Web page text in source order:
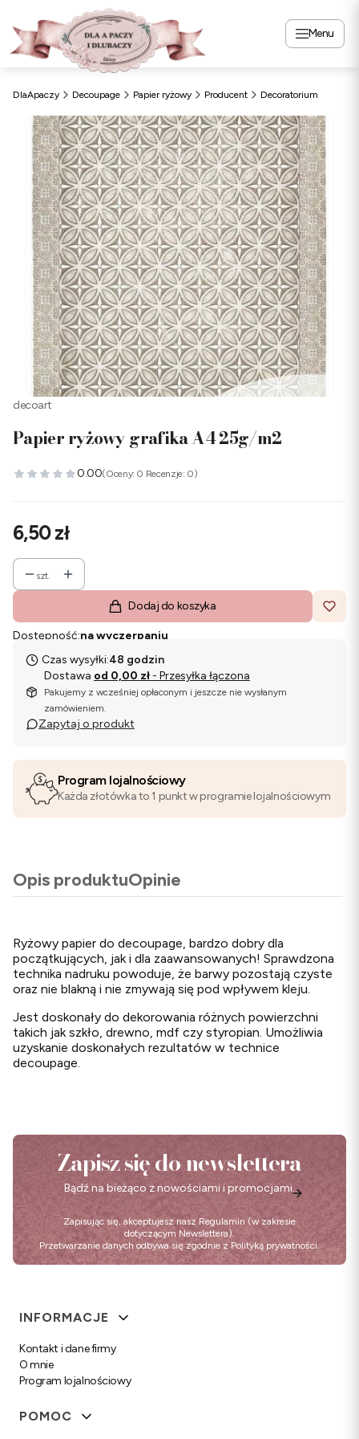
Menu
DlaApaczy Decoupage Papier ryżowy Producent Decoratorium
decoart
Papier ryżowy grafika A4 25g/m2
0.00(Oceny: 0 Recenzje: 0)
Cena
6,50 zł
szt.
Dodaj do koszyka
Dostępność:na wyczerpaniu
Czas wysyłki:48 godzin
Dostawa od 0,00 zł - Przesyłka łączona
Pakujemy z wcześniej opłaconym i jeszcze nie wysłanym
zamówieniem.
Zapytaj o produkt
Program lojalnościowy
Każda złotówka to 1 punkt w programie lojalnościowym
Opis produktuOpinie
Ryżowy papier do decoupage, bardzo dobry dla
początkujących, jak i dla zaawansowanych! Sprawdzona
technika nadruku powoduje, że barwy pozostają czyste
oraz nie blakną i nie zmywają się pod wpływem kleju.
Jest doskonały do dekorowania różnych powierzchni
takich jak szkło, drewno, mdf czy styropian. Umożliwia
uzyskanie doskonałych rezultatów w technice
decoupage.
Zapisz się do newslettera
Bądź na bieżąco z nowościami i promocjami.
Zapisując się, akceptujesz nasz Regulamin (w zakresie
dotyczącym Newslettera).
Przetwarzanie danych odbywa się zgodnie z Polityką prywatności.
Linki w stopce
INFORMACJE
Kontakt i dane firmy
O mnie
Program lojalnościowy
POMOC